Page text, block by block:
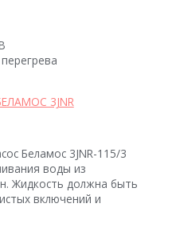
3JNR
Беламос 3JNR-115/3
воды из
Жидкость должна быть
включений и